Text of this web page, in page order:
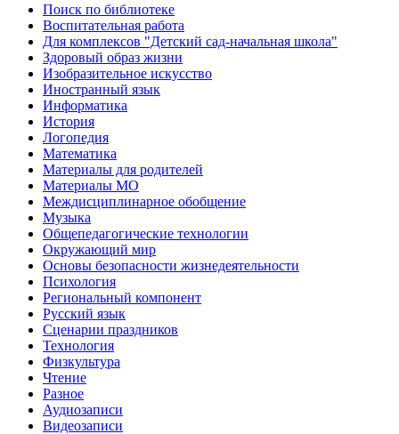
Поиск по библиотеке
Воспитательная работа
Для комплексов "Детский сад-начальная школа"
Здоровый образ жизни
Изобразительное искусство
Иностранный язык
Информатика
История
Логопедия
Математика
Материалы для родителей
Материалы МО
Междисциплинарное обобщение
Музыка
Общепедагогические технологии
Окружающий мир
Основы безопасности жизнедеятельности
Психология
Региональный компонент
Русский язык
Сценарии праздников
Технология
Физкультура
Чтение
Разное
Аудиозаписи
Видеозаписи